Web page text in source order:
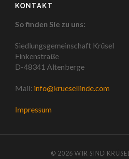
KONTAKT
So finden Sie zu uns:
Siedlungsgemeinschaft Krüsel
Finkenstraße
D-48341 Altenberge
Mail: info@kruesellinde.com
Impressum
© 2026WIR SIND KRÜSEL